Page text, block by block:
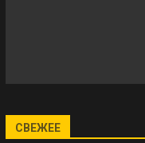
СВЕЖЕЕ